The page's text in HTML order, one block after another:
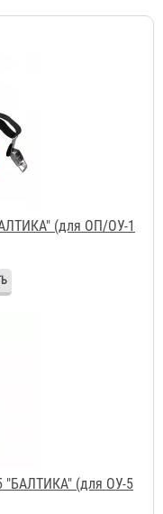
(для ОП/ОУ-1
"БАЛТИКА" (для ОУ-5